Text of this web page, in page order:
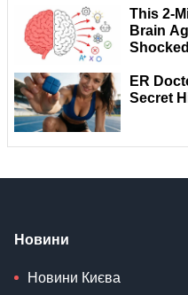
Новини
Новини Києва